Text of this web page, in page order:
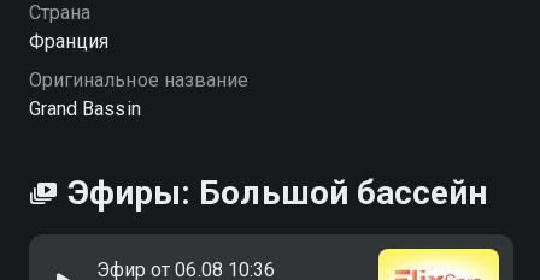
Страна
Франция
Оригинальное название
Grand Bassin
Эфиры: Большой бассейн
Эфир от 06.08 10:36